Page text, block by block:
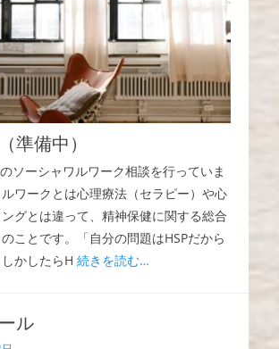
準備中）
ソーシャワルワーク相談を行っていま
ワークとは心理療法（セラピー）や心
グとは違って、精神保健に関する総合
ことです。「自分の問題はHSPだから
かしたらH 続きを読む…
ル